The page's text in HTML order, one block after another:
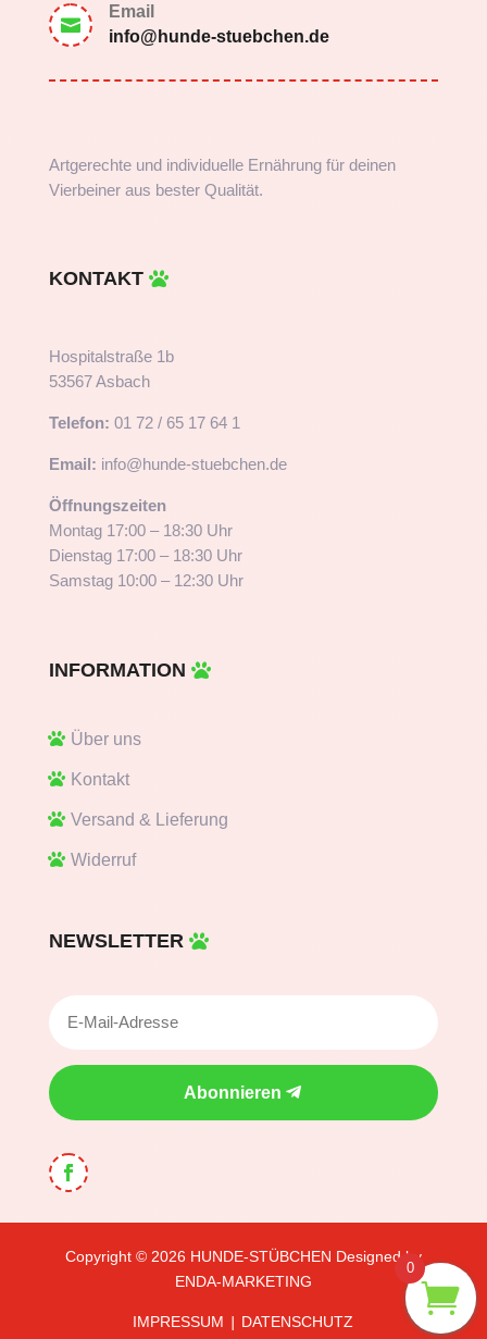

Email
info@hunde-stuebchen.de
Artgerechte und individuelle Ernährung für deinen
Vierbeiner aus bester Qualität.
KONTAKT
Hospitalstraße 1b
53567 Asbach
Telefon: 01 72 / 65 17 64 1
Email: info@hunde-stuebchen.de
Öffnungszeiten
Montag 17:00 – 18:30 Uhr
Dienstag 17:00 – 18:30 Uhr
Samstag 10:00 – 12:30 Uhr
INFORMATION
Über uns
Kontakt
Versand & Lieferung
Widerruf
NEWSLETTER
Abonnieren
Copyright © 2026 HUNDE-STÜBCHEN Designed by
ENDA-MARKETING
IMPRESSUM DATENSCHUTZ
0